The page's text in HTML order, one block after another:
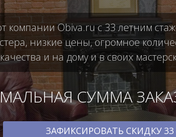
компании Obiva.ru с 33 летним
низкие цены, огромное
и на дому и в своих
СУММА
ЗАФИКСИРОВАТЬ СКИДКУ 33